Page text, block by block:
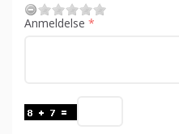
Anmeldelse